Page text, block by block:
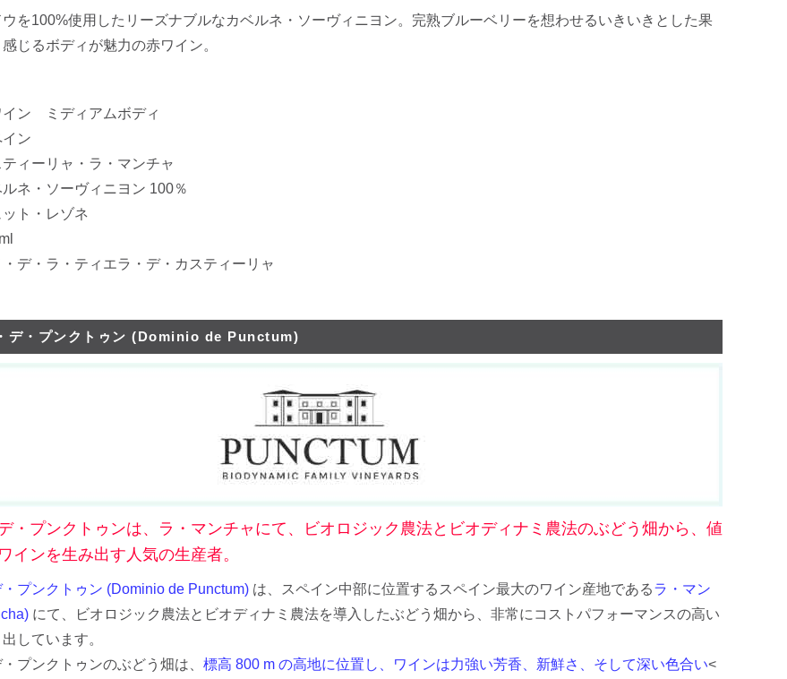
を100%使用したリーズナブルなカベルネ・ソーヴィニヨン。完熟ブルーベリーを想わせるいきいきとした果
じるボディが魅力の赤ワイン。
ン ミディアムボディ
ン
リャ・ラ・マンチャ
・ソーヴィニヨン 100％
ト・レゾネ
・ラ・ティエラ・デ・カスティーリャ
デ・プンクトゥン (Dominio de Punctum)
・プンクトゥンは、ラ・マンチャにて、ビオロジック農法とビオディナミ農法のぶどう畑から、値
インを生み出す人気の生産者。
・プンクトゥン (Dominio de Punctum) は、スペイン中部に位置するスペイン最大のワイン産地であるラ・マン
にて、ビオロジック農法とビオディナミ農法を導入したぶどう畑から、非常にコストパフォーマンスの高い
しています。
プンクトゥンのぶどう畑は、 標高 800 m の高地に位置し、ワインは力強い芳香、新鮮さ、そして深い色合い<